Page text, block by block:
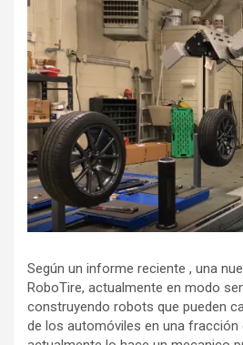
Según un informe reciente , una
RoboTire, actualmente en modo
construyendo robots que pueden
de los automóviles en una fracción